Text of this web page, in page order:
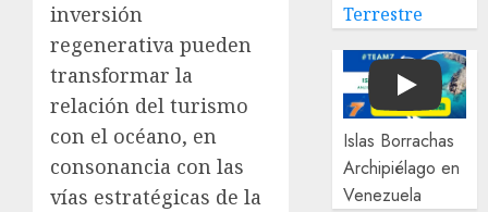
inversión
regenerativa pueden
transformar la
relación del turismo
con el océano, en
consonancia con las
vías estratégicas de la
Terrestre
Play
Islas Borrachas
Archipiélago en
Venezuela